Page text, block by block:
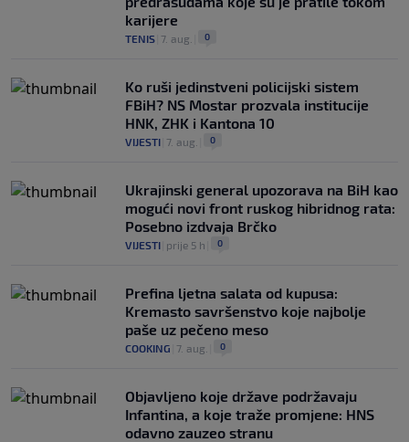
karijere
TENIS 7. aug. 0
Ko ruši jedinstveni policijski sistem
FBiH? NS Mostar prozvala institucije
HNK, ZHK i Kantona 10
VIJESTI 7. aug. 0
Ukrajinski general upozorava na BiH kao
mogući novi front ruskog hibridnog rata:
Posebno izdvaja Brčko
VIJESTI prije 5 h 0
Prefina ljetna salata od kupusa:
Kremasto savršenstvo koje najbolje
paše uz pečeno meso
COOKING 7. aug. 0
Objavljeno koje države podržavaju
Infantina, a koje traže promjene: HNS
odavno zauzeo stranu